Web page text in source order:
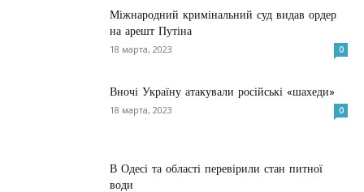
Міжнародний кримінальний суд видав ордер
на арешт Путіна
18 марта, 2023 0
Вночі Україну атакували російські «шахеди»
18 марта, 2023 0
В Одесі та області перевірили стан питної
води